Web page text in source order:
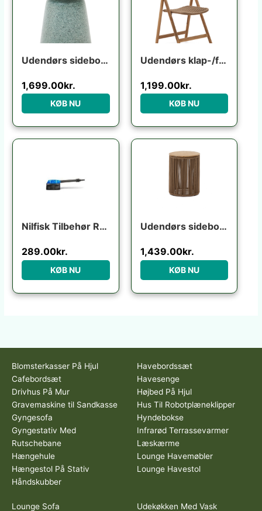
Udendørs sidebord Kave Home Mesquida turkis terrazzo H52xØ39 cm vejrbestandigt nordisk design
1,699.00kr.
KØB NU
Udendørs klap-/foldestol Kave Home Dandara i FSC-certificeret akacietræ rustik brun
1,199.00kr.
KØB NU
Nilfisk Tilbehør Rotary brush
289.00kr.
KØB NU
Udendørs sidebord Kave Home Dandara i akacietræ og stål 40x40x52 cm beige sort
1,439.00kr.
KØB NU
Blomsterkasser På Hjul
Cafebordsæt
Drivhus På Mur
Gravemaskine til Sandkasse
Gyngesofa
Gyngestativ Med
Rutschebane
Hængehule
Hængestol På Stativ
Håndskubber
Havebordssæt
Havesenge
Højbed På Hjul
Hus Til Robotplæneklipper
Hyndebokse
Infrarød Terrassevarmer
Læskærme
Lounge Havemøbler
Lounge Havestol
Lounge Sofa Udekøkken Med Vask